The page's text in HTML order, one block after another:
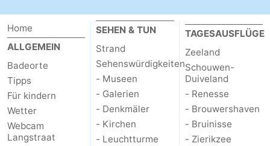
Home
ALLGEMEIN
Badeorte
Tipps
Für kindern
Wetter
Webcam
Langstraat
SEHEN & TUN
Strand
Sehenswürdigkeiten
- Museen
- Galerien
- Denkmäler
- Kirchen
- Leuchtturme
TAGESAUSFLÜGE
Zeeland
Schouwen-
Duiveland
- Renesse
- Brouwershaven
- Bruinisse
- Zierikzee